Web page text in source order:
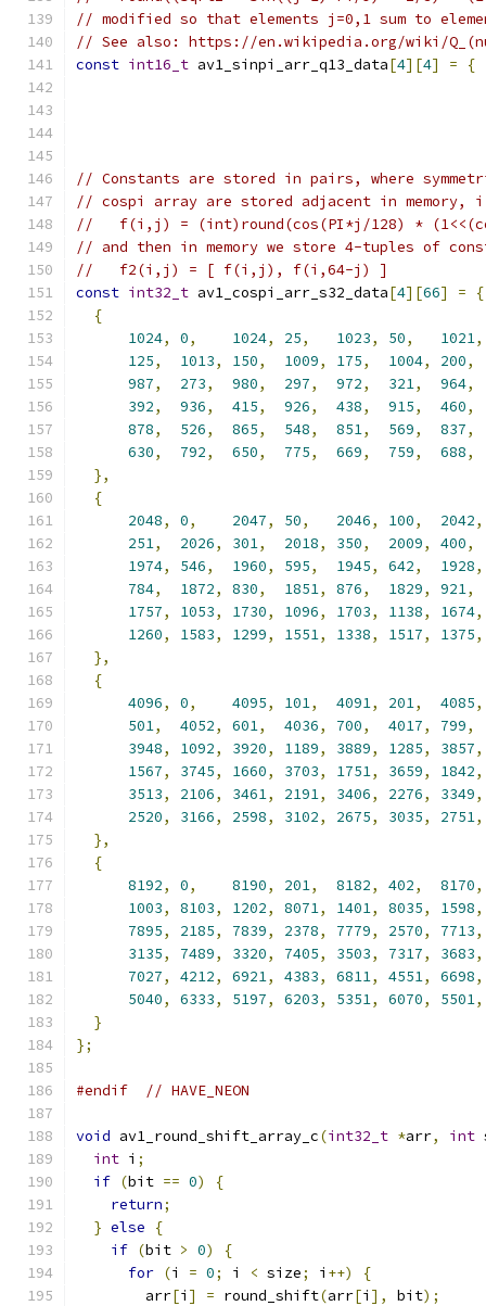
// modified so that elements j=0,1 sum to
// See also: https://en.wikipedia.org/wiki/
const int16_t av1_sinpi_arr_q13_data[4][4] = {
// Constants are stored in pairs, where
// cospi array are stored adjacent in memory,
//   f(i,j) = (int)round(cos(PI*j/128) *
// and then in memory we store 4-tuples of
//   f2(i,j) = [ f(i,j), f(i,64-j) ]
const int32_t av1_cospi_arr_s32_data[4][66] =
{
{
1024, 0, 1024, 25, 1023, 50, 1021,
125, 1013, 150, 1009, 175, 1004, 200,
987, 273, 980, 297, 972, 321, 964,
392, 936, 415, 926, 438, 915, 460,
878, 526, 865, 548, 851, 569, 837,
630, 792, 650, 775, 669, 759, 688,
},
{
2048, 0, 2047, 50, 2046, 100, 2042,
251, 2026, 301, 2018, 350, 2009, 400,
1974, 546, 1960, 595, 1945, 642, 1928,
784, 1872, 830, 1851, 876, 1829, 921,
1757, 1053, 1730, 1096, 1703, 1138, 1674,
1260, 1583, 1299, 1551, 1338, 1517, 1375,
},
{
4096, 0, 4095, 101, 4091, 201, 4085,
501, 4052, 601, 4036, 700, 4017, 799,
3948, 1092, 3920, 1189, 3889, 1285, 3857,
1567, 3745, 1660, 3703, 1751, 3659, 1842,
3513, 2106, 3461, 2191, 3406, 2276, 3349,
2520, 3166, 2598, 3102, 2675, 3035, 2751,
},
{
8192, 0, 8190, 201, 8182, 402, 8170,
1003, 8103, 1202, 8071, 1401, 8035, 1598,
7895, 2185, 7839, 2378, 7779, 2570, 7713,
3135, 7489, 3320, 7405, 3503, 7317, 3683,
7027, 4212, 6921, 4383, 6811, 4551, 6698,
5040, 6333, 5197, 6203, 5351, 6070, 5501,
}
};
#endif // HAVE_NEON
void av1_round_shift_array_c(int32_t *arr, int
int i ;
if (bit == 0)
{
return;
} else
{
if (bit > 0)
{
for (i = 0; i < size; i ++)
{
        arr
[i ] = round_shift(arr[i ], bit);